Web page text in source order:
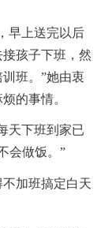
早上送完以后
孩子下班，然
班。”她由衷
的事情。
下班到家已
会做饭。”
加班搞定白天